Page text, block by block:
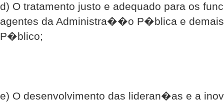
d) O tratamento justo e adequado para os
agentes da Administra��o P�blica e
P�blico;
e) O desenvolvimento das lideran�as e a